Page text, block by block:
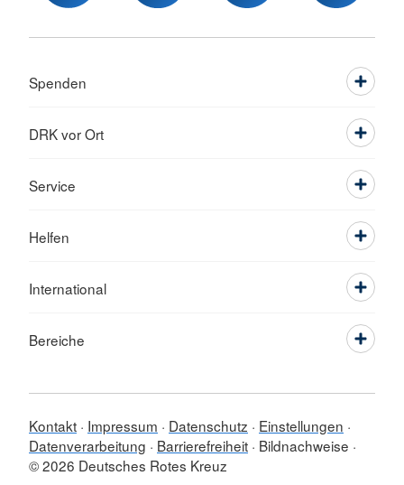
Spenden
DRK vor Ort
Service
Helfen
International
Bereiche
Kontakt Impressum Datenschutz
Einstellungen
Datenverarbeitung
Barrierefreiheit Bildnachweise
© 2026 Deutsches Rotes Kreuz